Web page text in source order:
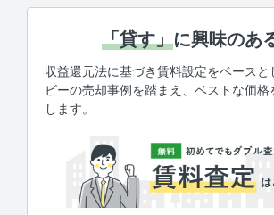
「貸す」に興味のあ
収益還元法に基づき賃料設定をベースと
ビーの売却事例を踏まえ、ベストな価格
します。